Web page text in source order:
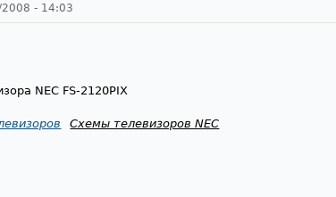
- 14:03
NEC FS-2120PIX
Схемы телевизоров NEC